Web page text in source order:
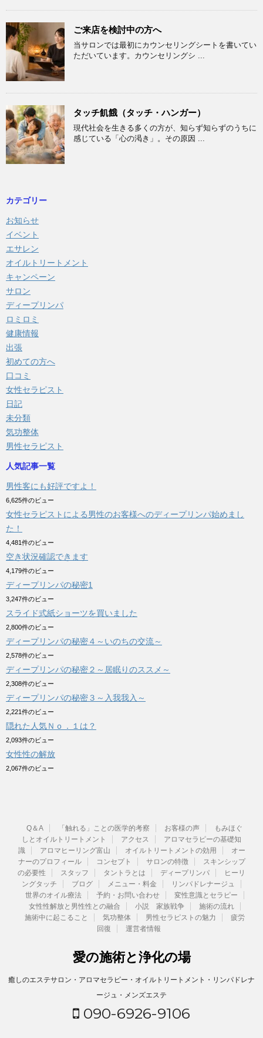
ご来店を検討中の方へ
当サロンでは最初にカウンセリングシートを書いてい
ただいています。カウンセリングシ ...
タッチ飢餓（タッチ・ハンガー）
現代社会を生きる多くの方が、知らず知らずのうちに
感じている「心の渇き」。その原因 ...
カテゴリー
お知らせ
イベント
エサレン
オイルトリートメント
キャンペーン
サロン
ディープリンパ
ロミロミ
健康情報
出張
初めての方へ
口コミ
女性セラピスト
日記
未分類
気功整体
男性セラピスト
人気記事一覧
男性客にも好評ですよ！
6,625件のビュー
女性セラピストによる男性のお客様へのディープリンパ始めまし
た！
4,481件のビュー
空き状況確認できます
4,179件のビュー
ディープリンパの秘密1
3,247件のビュー
スライド式紙ショーツを買いました
2,800件のビュー
ディープリンパの秘密４～いのちの交流～
2,578件のビュー
ディープリンパの秘密２～居眠りのススメ～
2,308件のビュー
ディープリンパの秘密３～入我我入～
2,221件のビュー
隠れた人気Ｎｏ．１は？
2,093件のビュー
女性性の解放
2,067件のビュー
Q＆A 「触れる」ことの医学的考察 お客様の声
もみほぐ
しとオイルトリートメント
アクセス
アロマセラピーの基礎知
識
アロマヒーリング富山 オイルトリートメントの効用
オー
ナーのプロフィール
コンセプト サロンの特徴
スキンシップ
の必要性
スタッフ タントラとは ディープリンパ
ヒーリ
ングタッチ
ブログ メニュー・料金
リンパドレナージュ
世界のオイル療法
予約・お問い合わせ
変性意識とセラピー
女性性解放と男性性との融合
小説 家族戦争
施術の流れ
施術中に起こること
気功整体 男性セラピストの魅力
疲労
回復
運営者情報
愛の施術と浄化の場
癒しのエステサロン・アロマセラピー・オイルトリートメント・リンパドレナ
ージュ・メンズエステ
090-6926-9106